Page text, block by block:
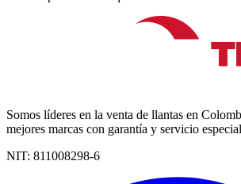
Somos líderes en la venta de llantas en
mejores marcas con garantía y servicio
NIT: 811008298-6